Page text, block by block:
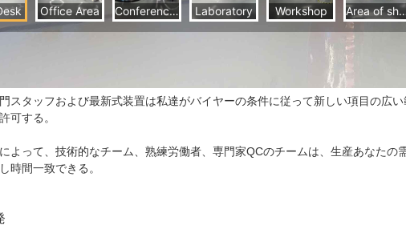
スタッフおよび最新式装置は私達がバイヤーの条件に従って新しい項目の広
可する。
よって、技術的なチーム、熟練労働者、専門家QCのチームは、生産あなたの
時間一致できる。